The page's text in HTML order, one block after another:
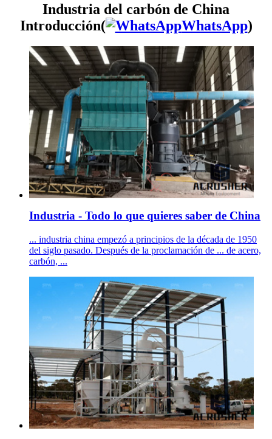
Industria del carbón de China
Introducción(
WhatsApp)
Industria - Todo lo que quieres saber de China
... industria china empezó a principios de la década de 1950
del siglo pasado. Después de la proclamación de ... de acero,
carbón, ...